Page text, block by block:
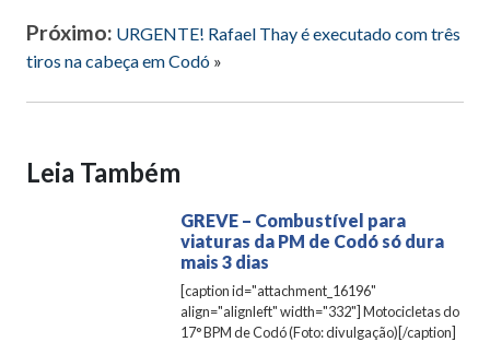
Próximo: URGENTE! Rafael Thay é executado com três
tiros na cabeça em Codó »
Leia Também
GREVE – Combustível para
viaturas da PM de Codó só dura
mais 3 dias
[caption id="attachment_16196"
align="alignleft" width="332"] Motocicletas do
17° BPM de Codó (Foto: divulgação)[/caption]